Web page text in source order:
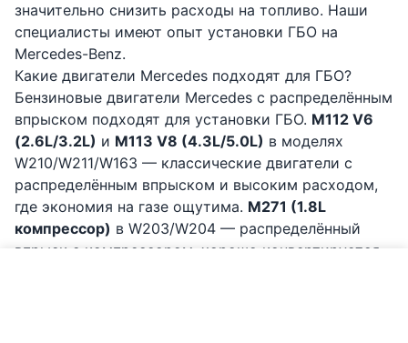
значительно снизить расходы на топливо. Наши
специалисты имеют опыт установки ГБО на
Mercedes-Benz.
Какие двигатели Mercedes подходят для ГБО?
Бензиновые двигатели Mercedes с распределённым
впрыском подходят для установки ГБО. M112 V6
(2.6L/3.2L) и M113 V8 (4.3L/5.0L) в моделях
W210/W211/W163 — классические двигатели с
распределённым впрыском и высоким расходом,
где экономия на газе ощутима. M271 (1.8L
компрессор) в W203/W204 — распределённый
впрыск с компрессором, хорошо конвертируется.